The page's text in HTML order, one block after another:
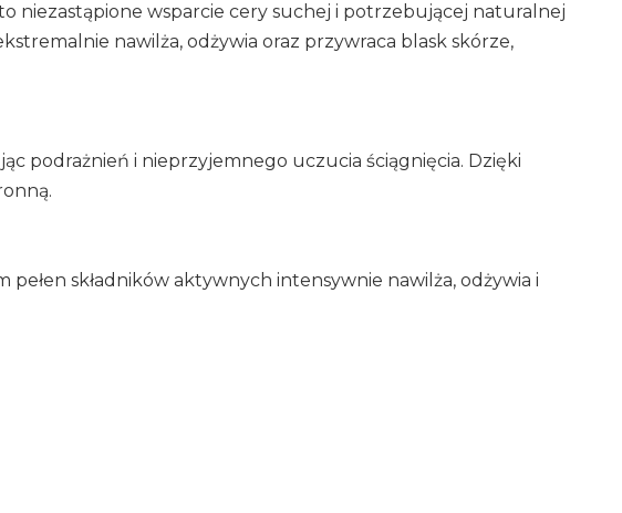
niezastąpione wsparcie cery suchej i potrzebującej naturalnej
nawilża, odżywia oraz przywraca blask skórze,
podrażnień i nieprzyjemnego uczucia ściągnięcia. Dzięki
składników aktywnych intensywnie nawilża, odżywia i